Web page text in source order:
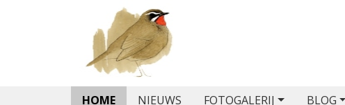
HOME NIEUWS FOTOGALERIJ BLOG